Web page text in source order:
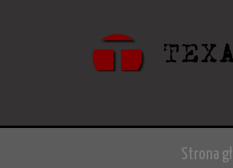
Strona